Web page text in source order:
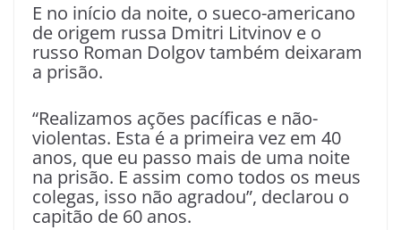
E no início da noite, o sueco-americano
de origem russa Dmitri Litvinov e o
russo Roman Dolgov também deixaram
a prisão.
“Realizamos ações pacíficas e não-
violentas. Esta é a primeira vez em 40
anos, que eu passo mais de uma noite
na prisão. E assim como todos os meus
colegas, isso não agradou”, declarou o
capitão de 60 anos.